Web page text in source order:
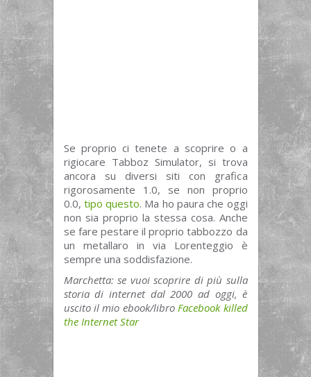
Se proprio ci tenete a scoprire o a
rigiocare Tabboz Simulator, si trova
ancora su diversi siti con grafica
rigorosamente 1.0, se non proprio
0.0, tipo questo. Ma ho paura che oggi
non sia proprio la stessa cosa. Anche
se fare pestare il proprio tabbozzo da
un metallaro in via Lorenteggio è
sempre una soddisfazione.
Marchetta: se vuoi scoprire di più sulla
storia di internet dal 2000 ad oggi, è
uscito il mio ebook/libro Facebook killed
the Internet Star